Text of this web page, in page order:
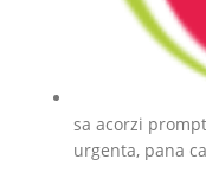
sa acorzi
urgenta, pana